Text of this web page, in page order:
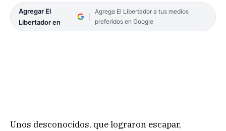
Agregar El
Libertador en
Agrega El Libertador a tus medios
preferidos en Google
Unos desconocidos, que lograron escapar,